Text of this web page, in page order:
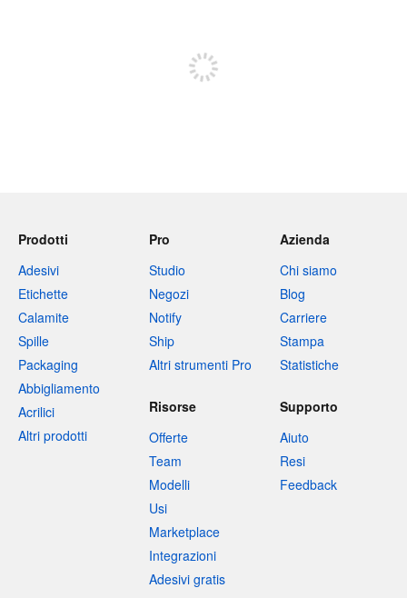
Prodotti
Adesivi
Etichette
Calamite
Spille
Packaging
Abbigliamento
Acrilici
Altri prodotti
Pro
Studio
Negozi
Notify
Ship
Altri strumenti Pro
Azienda
Chi siamo
Blog
Carriere
Stampa
Statistiche
Risorse
Offerte
Team
Modelli
Usi
Marketplace
Integrazioni
Adesivi gratis
Supporto
Aiuto
Resi
Feedback